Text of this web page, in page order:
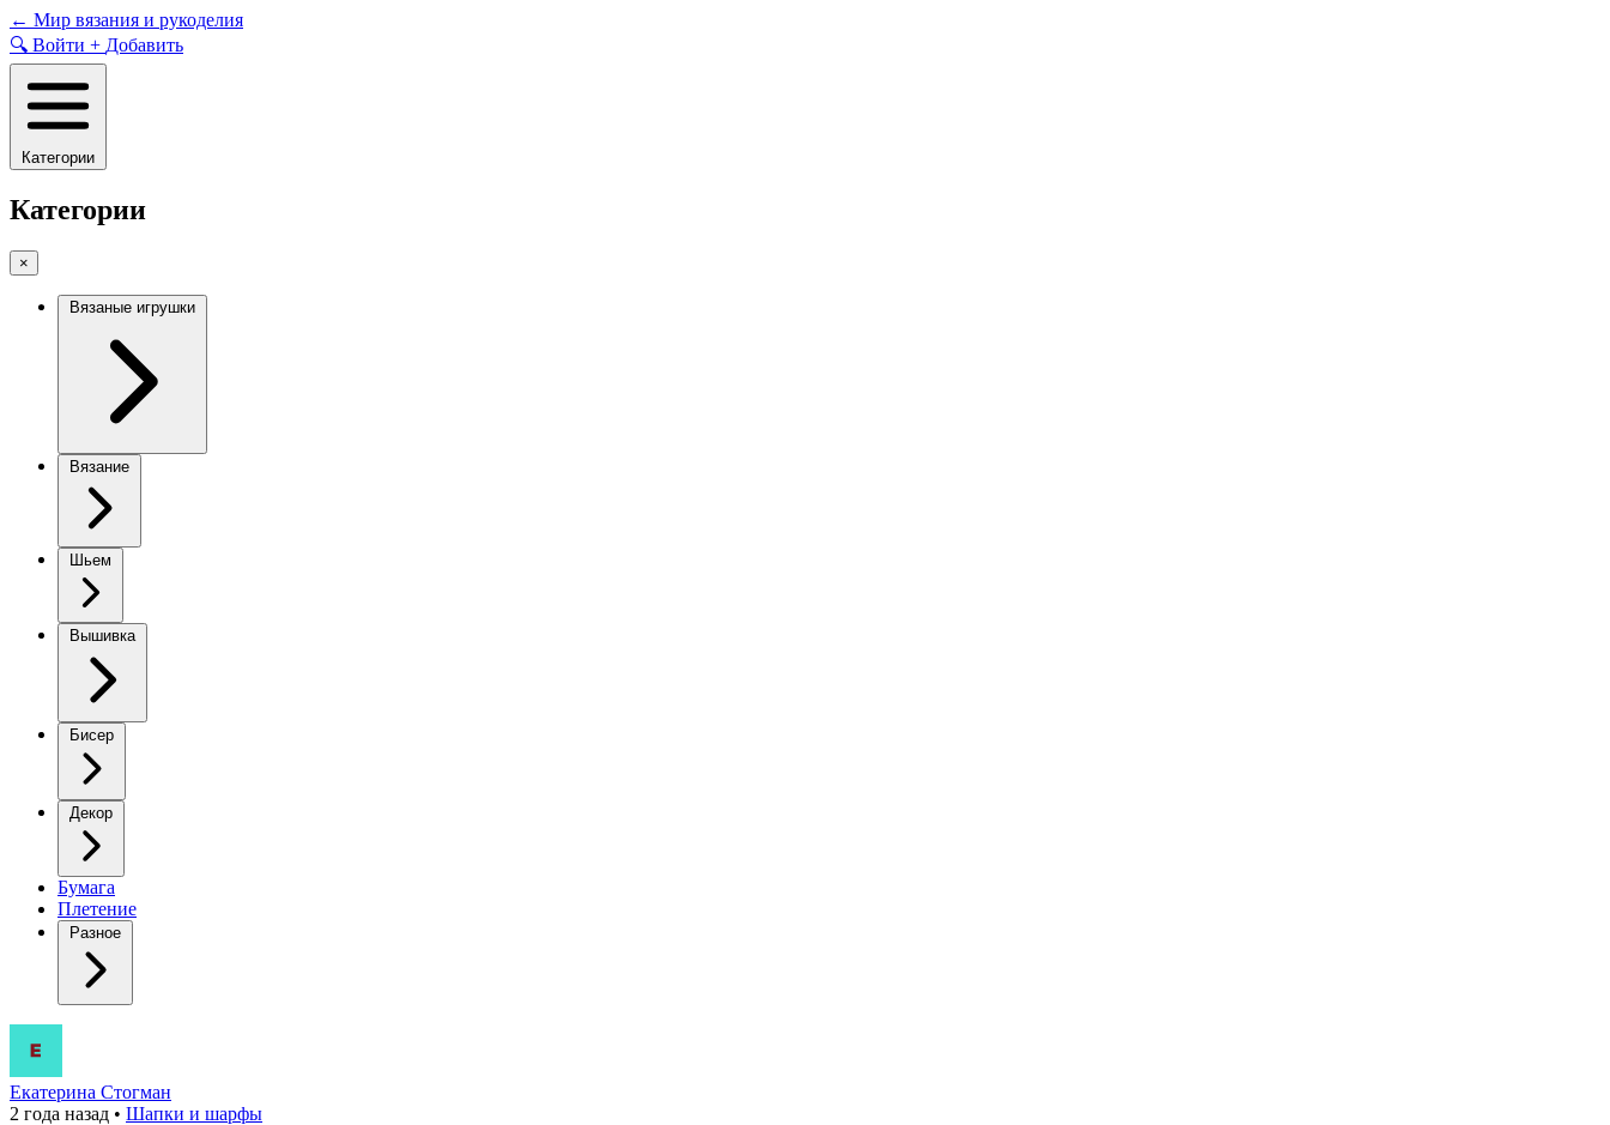
Skip
to
content
← Мир вязания и рукоделия
🔍 Войти + Добавить
Категории
Категории
×
Вязаные игрушки
Вязание
Шьем
Вышивка
Бисер
Декор
Бумага
Плетение
Разное
Вязаная
шапка
Екатерина Стогман
2 года назад • Шапки и шарфы